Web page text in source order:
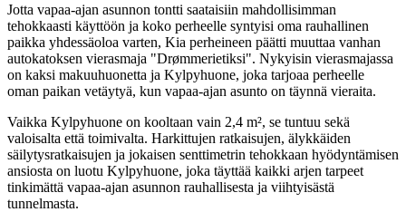
Jotta vapaa-ajan asunnon tontti saataisiin mahdollisimman
tehokkaasti käyttöön ja koko perheelle syntyisi oma rauhallinen
paikka yhdessäoloa varten, Kia perheineen päätti muuttaa vanhan
autokatoksen vierasmaja "Drømmerietiksi". Nykyisin vierasmajassa
on kaksi makuuhuonetta ja Kylpyhuone, joka tarjoaa perheelle
oman paikan vetäytyä, kun vapaa-ajan asunto on täynnä vieraita.
Vaikka Kylpyhuone on kooltaan vain 2,4 m², se tuntuu sekä
valoisalta että toimivalta. Harkittujen ratkaisujen, älykkäiden
säilytysratkaisujen ja jokaisen senttimetrin tehokkaan hyödyntämisen
ansiosta on luotu Kylpyhuone, joka täyttää kaikki arjen tarpeet
tinkimättä vapaa-ajan asunnon rauhallisesta ja viihtyisästä
tunnelmasta.